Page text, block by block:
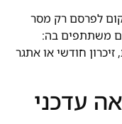
לפרסם רק מסר
משתתפים בה:
חודשי או אתגר
עדכני